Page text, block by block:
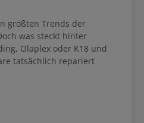
größten Trends der
was steckt hinter
Olaplex oder K18 und
tatsächlich repariert